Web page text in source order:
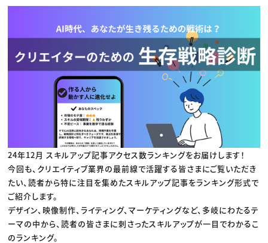
業界解説・キャリア事情
映像クリエイター
クリエイターインタビュー
C＆R Magazine
ニュース・トレンド トップ
Web
映像
ゲーム・エンタメ
広告
CREATIVE VILLAGEからのお知らせ
プロフェッショナル×つながる×メディア
24年12月 スキルアップ記事アクセス数ランキングをお届けします！
今回も、クリエイティブ業界の最前線で活躍する皆さまにご覧いただき
たい、読者から特に注目を集めたスキルアップ記事をランキング形式で
ご紹介します。
デザイン、映像制作、ライティング、マーケティングなど、多岐にわたるテ
ーマの中から、読者の皆さまに刺さったスキルアップが一目でわかるこ
のランキング。